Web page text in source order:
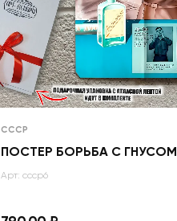
СССР
ПОСТЕР БОРЬБА С ГНУСОМ
Арт: ссср6